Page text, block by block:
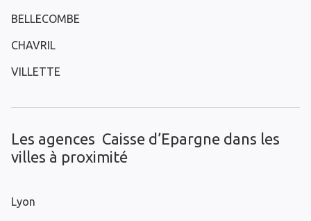
BELLECOMBE
CHAVRIL
VILLETTE
Les agences Caisse d’Epargne dans les
villes à proximité
Lyon